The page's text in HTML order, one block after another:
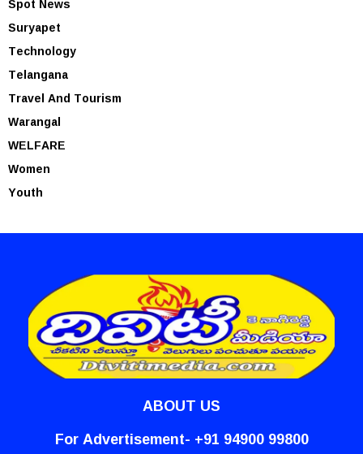
Suryapet
Technology
Telangana
Travel And Tourism
Warangal
WELFARE
Women
Youth
ABOUT US
For Advertisement- +91 94900 99800